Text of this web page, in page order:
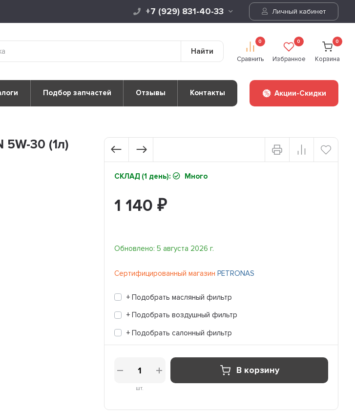
+7 (929) 831-40-33 Личный кабинет
Найти
0
Сравнить
0
Избранное
0
Корзина
Подбор запчастей Отзывы Контакты Акции-Скидки
5W-30 (1л)
СКЛАД (1 день): Много
1 140 ₽
Обновлено: 5 августа 2026 г.
Сертифицированный магазин PETRONAS
+ Подобрать масляный фильтр
+ Подобрать воздушный фильтр
+ Подобрать салонный фильтр
шт.
В корзину